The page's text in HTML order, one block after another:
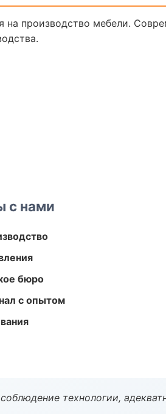
на производство мебели.
с нами
бюро
с опытом
технологии,